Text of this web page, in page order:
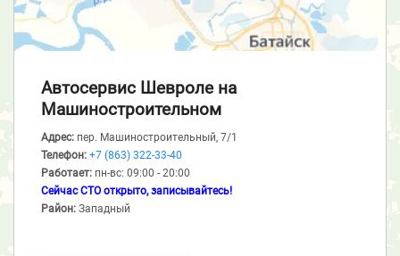
Автосервис Шевроле на
Машиностроительном
Адрес: пер. Машиностроительный, 7/1
Телефон: +7 (863) 322-33-40
Работает: пн-вс: 09:00 - 20:00
Сейчас СТО открыто, записывайтесь!
Район: Западный